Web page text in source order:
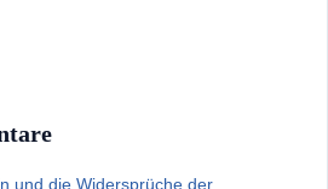
und die Widersprüche der